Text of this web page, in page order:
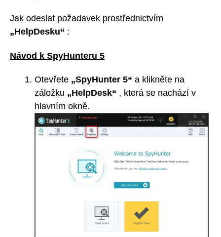
Jak odeslat požadavek prostřednictvím
„HelpDesku“ :
Návod k SpyHunteru 5
Otevřete „SpyHunter 5“ a klikněte na
záložku „HelpDesk“ , která se nachází v
hlavním okně.